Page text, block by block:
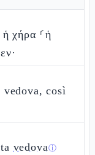
ἡ χήρα ⸂ἡ
così
vedovaⓘ